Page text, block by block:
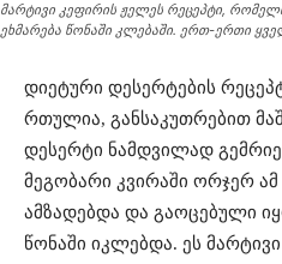
მარტივი კეფირის ჟელეს რეცეპტი,
ეხმარება წონაში კლებაში. ერთ-ერთი
დიეტური დესერტების
რთულია, განსაკუთრებით
დესერტი ნამდვილად
მეგობარი კვირაში ორჯერ
ამზადებდა და გაოცებული
წონაში იკლებდა. ეს